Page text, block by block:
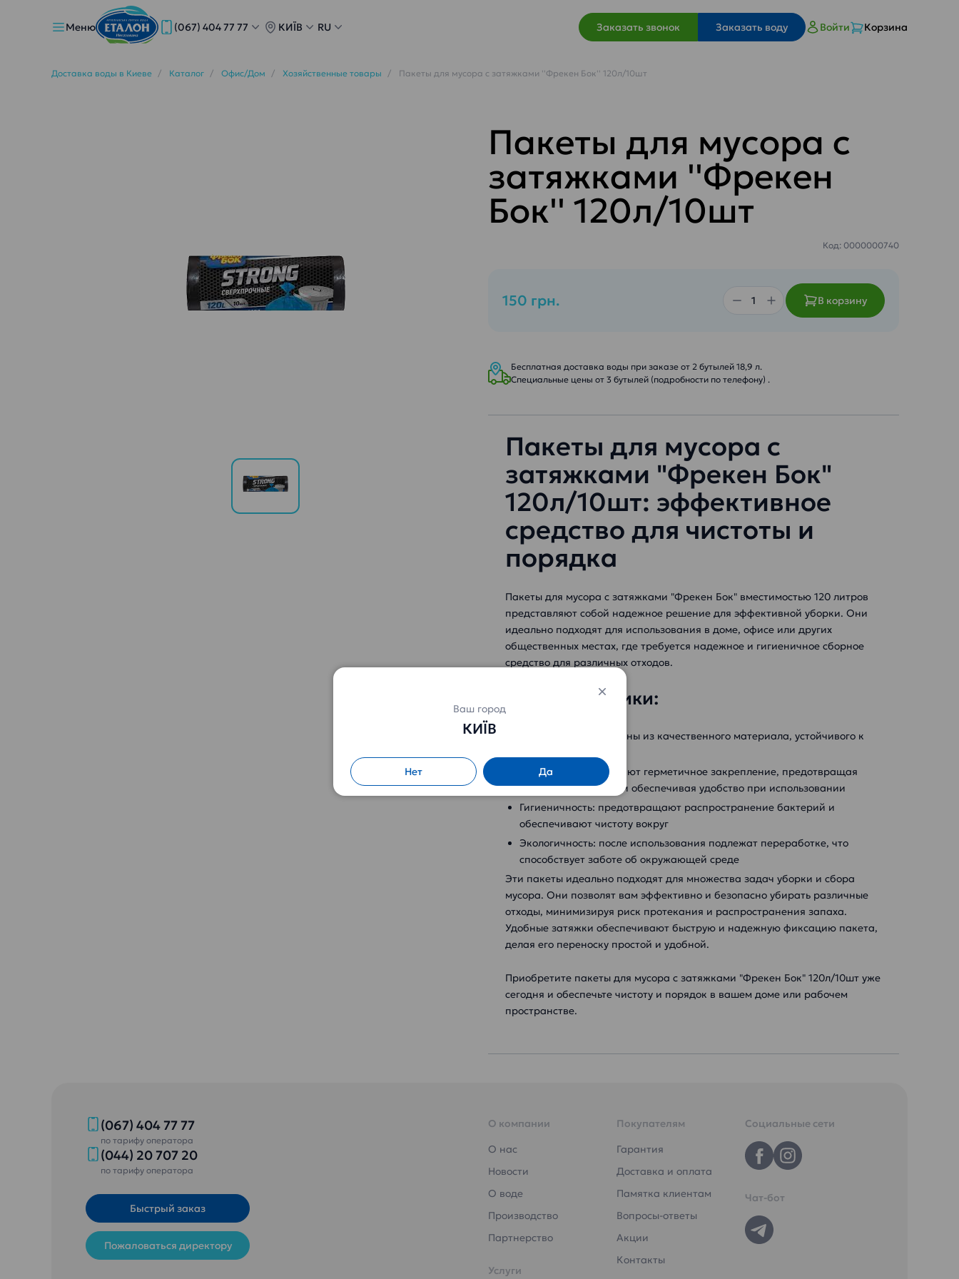
Меню (067) 404 77 77 КИЇВ RU Заказать звонок Заказать воду Войти Корзина
Доставка воды в Киеве Каталог Офис/Дом Хозяйственные товары Пакеты для мусора с затяжками ''Фрекен Бок'' 120л/10шт
Пакеты для мусора с
затяжками ''Фрекен
Бок'' 120л/10шт
Код: 0000000740
150 грн. В корзину
Бесплатная доставка воды при заказе от 2 бутылей 18,9 л.
Специальные цены от 3 бутылей (подробности по телефону) .
Пакеты для мусора с
затяжками "Фрекен Бок"
120л/10шт: эффективное
средство для чистоты и
порядка
Пакеты для мусора с затяжками "Фрекен Бок" вместимостью 120 литров
представляют собой надежное решение для эффективной уборки. Они
идеально подходят для использования в доме, офисе или других
общественных местах, где требуется надежное и гигиеничное сборное
средство для различных отходов.
Характеристики:
Прочность: изготовлены из качественного материала, устойчивого к
Затяжки: обеспечивают герметичное закрепление, предотвращая
неприятные запахи и обеспечивая удобство при использовании
Гигиеничность: предотвращают распространение бактерий и
обеспечивают чистоту вокруг
Экологичность: после использования подлежат переработке, что
способствует заботе об окружающей среде
Эти пакеты идеально подходят для множества задач уборки и сбора
мусора. Они позволят вам эффективно и безопасно убирать различные
отходы, минимизируя риск протекания и распространения запаха.
Удобные затяжки обеспечивают быструю и надежную фиксацию пакета,
делая его переноску простой и удобной.
Приобретите пакеты для мусора с затяжками "Фрекен Бок" 120л/10шт уже
сегодня и обеспечьте чистоту и порядок в вашем доме или рабочем
пространстве.
(067) 404 77 77
по тарифу оператора
(044) 20 707 20
по тарифу оператора
Быстрый заказ
Пожаловаться директору
О компании
О нас
Новости
О воде
Производство
Партнерство
Услуги
Покупателям
Гарантия
Доставка и оплата
Памятка клиентам
Вопросы-ответы
Акции
Контакты
Социальные сети
Чат-бот
Ваш город
КИЇВ
Нет Да